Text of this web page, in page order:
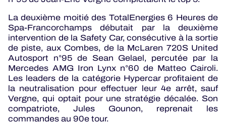
La deuxième moitié des TotalEnergies 6 Heures de
Spa-Francorchamps débutait par la deuxième
intervention de la Safety Car, consécutive à la sortie
de piste, aux Combes, de la McLaren 720S United
Autosport n°95 de Sean Gelael, percutée par la
Mercedes AMG Iron Lynx n°60 de Matteo Cairoli.
Les leaders de la catégorie Hypercar profitaient de
la neutralisation pour effectuer leur 4e arrêt, sauf
Vergne, qui optait pour une stratégie décalée. Son
compatriote, Jules Gounon, reprenait les
commandes au 90e tour.